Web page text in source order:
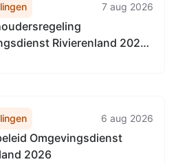
7 aug 2026
Rivierenland 2026
6 aug 2026
Omgevingsdienst
2026